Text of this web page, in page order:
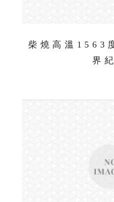
柴燒高溫1563
界